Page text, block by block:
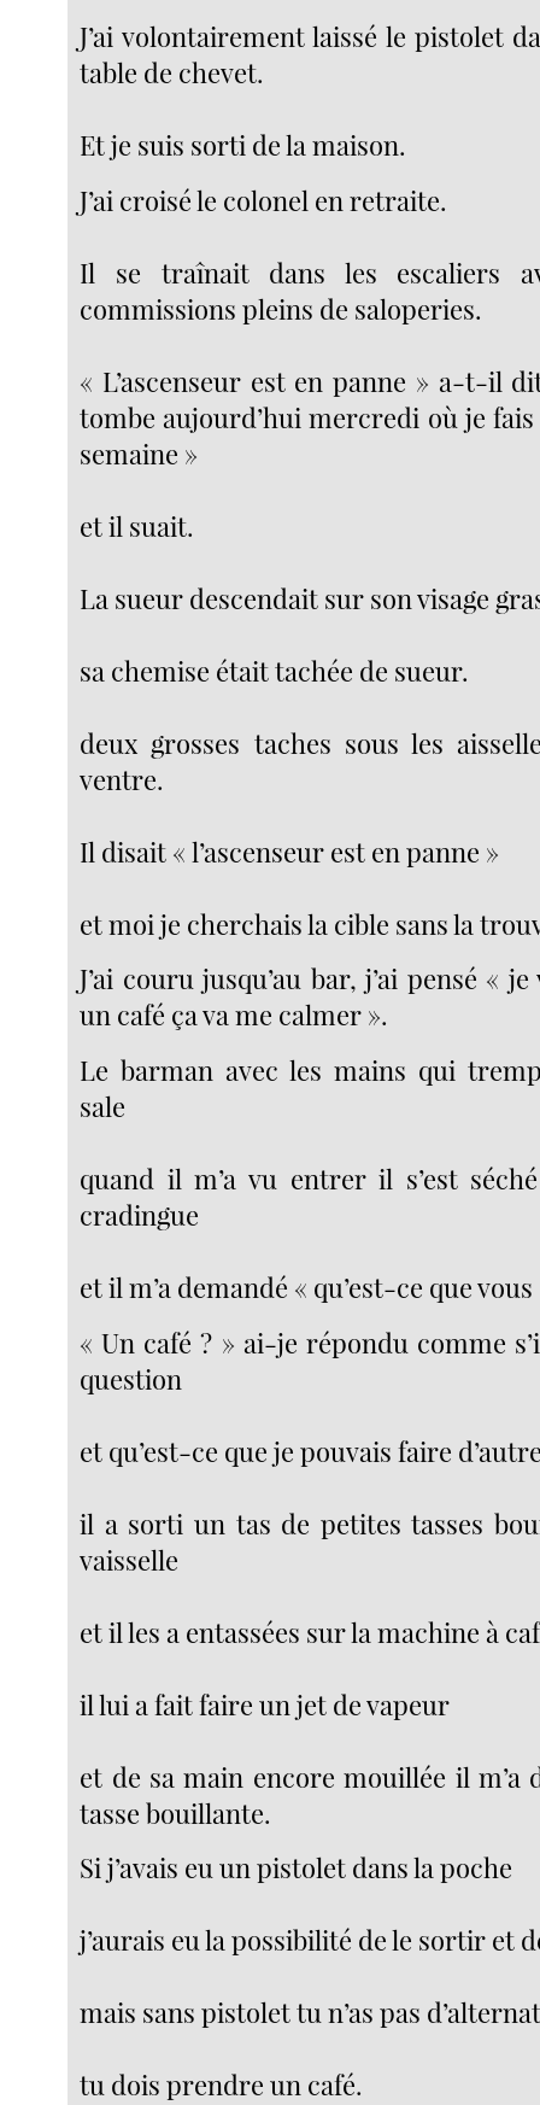
J’ai volontairement laissé le pistolet
table de chevet.
Et je suis sorti de la maison.
J’ai croisé le colonel en retraite.
Il se traînait dans les escaliers
commissions pleins de saloperies.
« L’ascenseur est en panne » a-t-il
tombe aujourd’hui mercredi où je fais
semaine »
et il suait.
La sueur descendait sur son visage
sa chemise était tachée de sueur.
deux grosses taches sous les
ventre.
Il disait « l’ascenseur est en panne »
et moi je cherchais la cible sans la
J’ai couru jusqu’au bar, j’ai pensé «
un café ça va me calmer ».
Le barman avec les mains qui
sale
quand il m’a vu entrer il s’est
cradingue
et il m’a demandé « qu’est-ce que
« Un café ? » ai-je répondu comme
question
et qu’est-ce que je pouvais faire
il a sorti un tas de petites tasses
vaisselle
et il les a entassées sur la machine à
il lui a fait faire un jet de vapeur
et de sa main encore mouillée il m’a
tasse bouillante.
Si j’avais eu un pistolet dans la poche
j’aurais eu la possibilité de le sortir et
mais sans pistolet tu n’as pas
tu dois prendre un café.